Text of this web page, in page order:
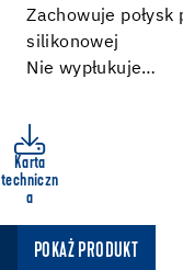
Zachowuje połysk
silikonowej
Nie wypłukuje…
Karta
techniczn
a
POKAŻ PRODUKT